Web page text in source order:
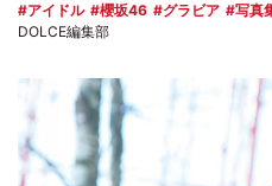
アイドル 櫻坂46 グラビア 写真
DOLCE編集部